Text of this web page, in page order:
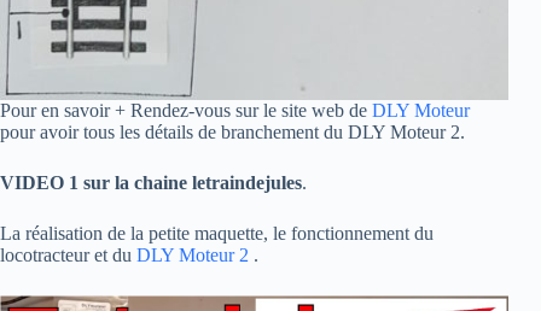
Pour en savoir + Rendez-vous sur le site web de DLY Moteur
pour avoir tous les détails de branchement du DLY Moteur 2.
VIDEO 1 sur la chaine letraindejules.
La réalisation de la petite maquette, le fonctionnement du
locotracteur et du DLY Moteur 2 .